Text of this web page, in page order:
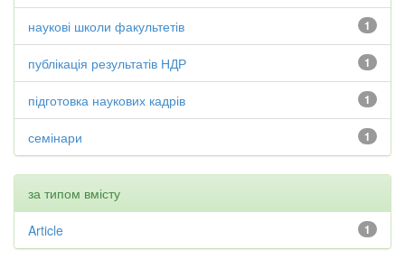
1
наукові школи факультетів
1
публікація результатів НДР
1
підготовка наукових кадрів
1
семінари
за типом вмісту
1
Article